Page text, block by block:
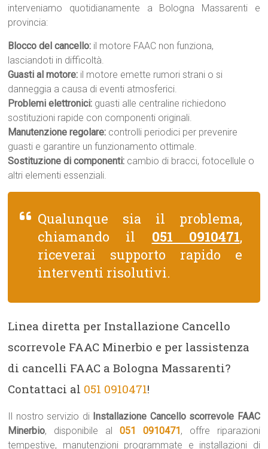
interveniamo quotidianamente a Bologna Massarenti e
provincia:
Blocco del cancello: il motore FAAC non funziona,
lasciandoti in difficoltà.
Guasti al motore: il motore emette rumori strani o si
danneggia a causa di eventi atmosferici.
Problemi elettronici: guasti alle centraline richiedono
sostituzioni rapide con componenti originali.
Manutenzione regolare: controlli periodici per prevenire
guasti e garantire un funzionamento ottimale.
Sostituzione di componenti: cambio di bracci, fotocellule o
altri elementi essenziali.
Qualunque sia il problema,
chiamando il 051 0910471,
riceverai supporto rapido e
interventi risolutivi.
Linea diretta per Installazione Cancello
scorrevole FAAC Minerbio e per lassistenza
di cancelli FAAC a Bologna Massarenti?
Contattaci al 051 0910471!
Il nostro servizio di Installazione Cancello scorrevole FAAC
Minerbio, disponibile al 051 0910471, offre riparazioni
tempestive, manutenzioni programmate e installazioni di